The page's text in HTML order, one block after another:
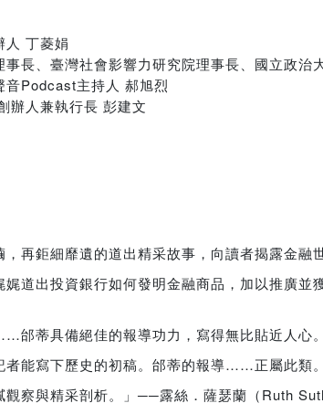
人 丁菱娟
長、臺灣社會影響力研究院理事長、國立政治
音Podcast主持人 郝旭烈
辦人兼執行長 彭建文
，再鉅細靡遺的道出精采故事，向讀者揭露金
娓道出投資銀行如何發明金融商品，加以推廣
邰蒂具備絕佳的報導功力，寫得無比貼近人
者能寫下歷史的初稿。邰蒂的報導……正屬此
觀察與精采剖析。」──露絲．薩瑟蘭（Ruth